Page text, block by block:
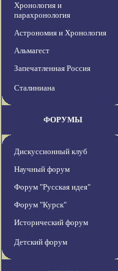
Хронология и
парахронология
Астрономия и Хронология
Альмагест
Запечатленная Россия
Сталиниана
ФОРУМЫ
Дискуссионный клуб
Научный форум
Форум "Русская идея"
Форум "Курск"
Исторический форум
Детский форум